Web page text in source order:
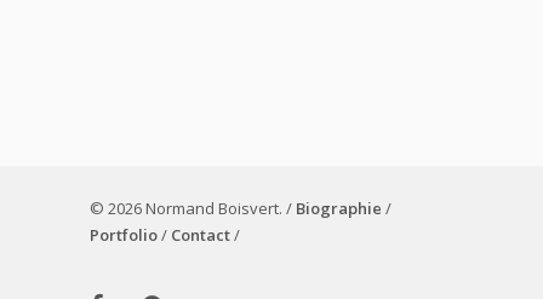
© 2026 Normand Boisvert. / Biographie /
Portfolio/ Contact/